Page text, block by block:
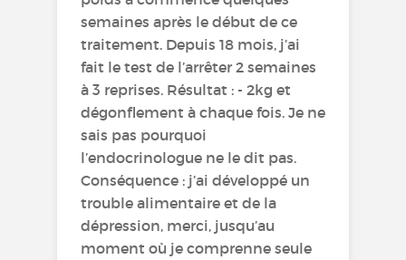
semaines après le début de ce
traitement. Depuis 18 mois, j’ai
fait le test de l’arrêter 2 semaines
à 3 reprises. Résultat : - 2kg et
dégonflement à chaque fois. Je ne
sais pas pourquoi
l’endocrinologue ne le dit pas.
Conséquence : j’ai développé un
trouble alimentaire et de la
dépression, merci, jusqu’au
moment où je comprenne seule